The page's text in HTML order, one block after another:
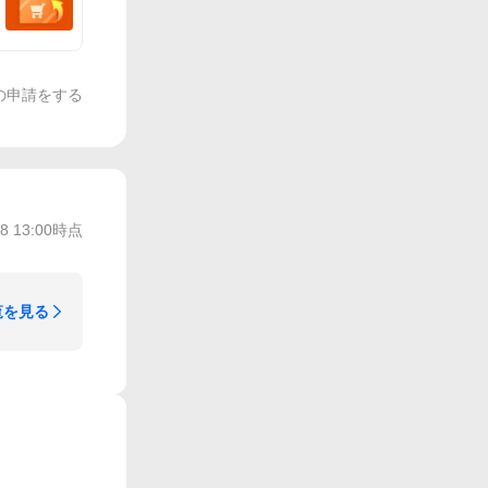
申請をする
13:00時点
見る